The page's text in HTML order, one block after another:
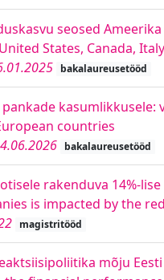
seosed
States, Canada,
bakalaureusetööd
countries
bakalaureusetööd
rakenduva 14%-
is impacted by the
magistritööd
mõju